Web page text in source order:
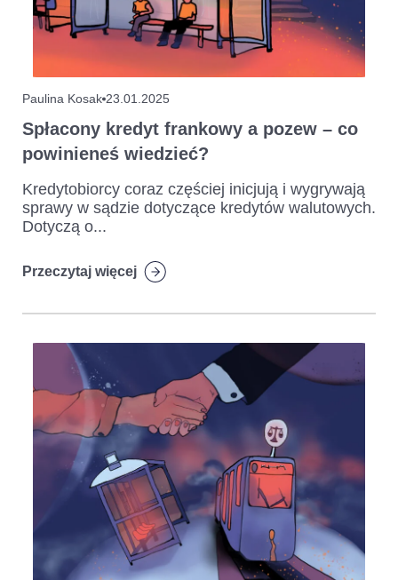
Paulina Kosak 23.01.2025
Spłacony kredyt frankowy a pozew – co
powinieneś wiedzieć?
Kredytobiorcy coraz częściej inicjują i wygrywają
sprawy w sądzie dotyczące kredytów walutowych.
Dotyczą o...
Przeczytaj więcej